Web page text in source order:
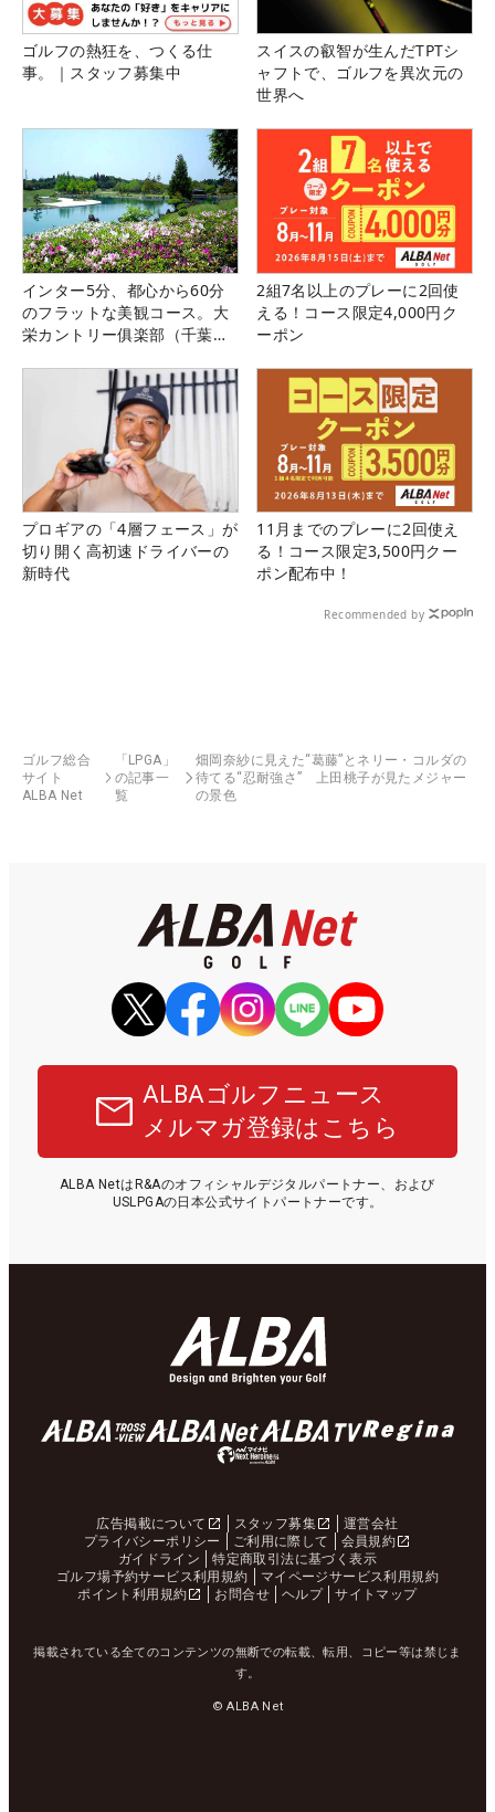
ゴルフの熱狂を、つくる仕
事。｜スタッフ募集中
スイスの叡智が生んだTPTシ
ャフトで、ゴルフを異次元の
世界へ
インター5分、都心から60分
のフラットな美観コース。大
栄カントリー俱楽部（千葉
2組7名以上のプレーに2回使
える！コース限定4,000円ク
ーポン
プロギアの「4層フェース」が
切り開く高初速ドライバーの
新時代
11月までのプレーに2回使え
る！コース限定3,500円クー
ポン配布中！
Recommended by
ゴルフ総合
サイト
ALBA Net
「LPGA」
の記事一
覧
畑岡奈紗に見えた“葛藤”とネリー・コルダの
待てる“忍耐強さ” 上田桃子が見たメジャー
の景色
ALBAゴルフニュース
メルマガ登録はこちら
ALBA NetはR&Aのオフィシャルデジタルパートナー、および
USLPGAの日本公式サイトパートナーです。
広告掲載について スタッフ募集
運営会社
プライバシーポリシー
ご利用に際して
会員規約
ガイドライン
特定商取引法に基づく表示
ゴルフ場予約サービス利用規約
マイページサービス利用規約
ポイント利用規約
お問合せ ヘルプ サイトマップ
掲載されている全てのコンテンツの無断での転載、転用、コピー等は禁じま
す。
© ALBA Net